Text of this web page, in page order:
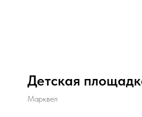
Детская
Марквел